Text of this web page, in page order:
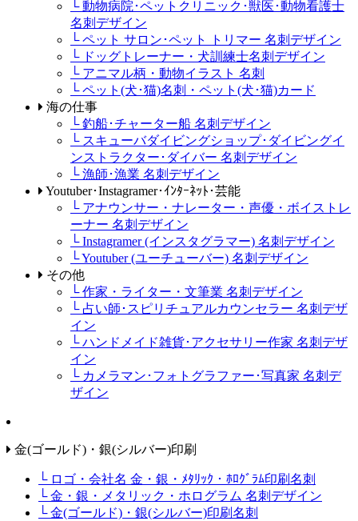
└ 動物病院･ペットクリニック･獣医･動物看護士
名刺デザイン
└ ペット サロン･ペット トリマー 名刺デザイン
└ ドッグトレーナー・犬訓練士名刺デザイン
└ アニマル柄・動物イラスト 名刺
└ ペット(犬･猫)名刺・ペット(犬･猫)カード
海の仕事
└ 釣船･チャーター船 名刺デザイン
└ スキューバダイビングショップ･ダイビングイ
ンストラクター･ダイバー 名刺デザイン
└ 漁師･漁業 名刺デザイン
Youtuber･Instagramer･ｲﾝﾀｰﾈｯﾄ･芸能
└ アナウンサー・ナレーター・声優・ボイストレ
ーナー 名刺デザイン
└ Instagramer (インスタグラマー) 名刺デザイン
└ Youtuber (ユーチューバー) 名刺デザイン
その他
└ 作家・ライター・文筆業 名刺デザイン
└ 占い師･スピリチュアルカウンセラー 名刺デザ
イン
└ ハンドメイド雑貨･アクセサリー作家 名刺デザ
イン
└ カメラマン･フォトグラファー･写真家 名刺デ
ザイン
金(ゴールド)・銀(シルバー)印刷
└ ロゴ・会社名 金・銀・ﾒﾀﾘｯｸ・ﾎﾛｸﾞﾗﾑ印刷名刺
└ 金・銀・メタリック・ホログラム 名刺デザイン
└ 金(ゴールド)・銀(シルバー)印刷名刺